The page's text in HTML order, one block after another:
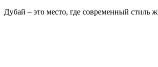
Дубай – это место, где современный стиль